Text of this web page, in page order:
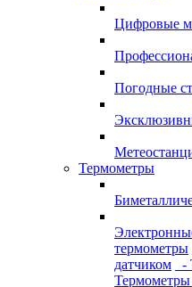
Цифровые
Погодные
Термометры
термометры
датчиком
-
Термометры